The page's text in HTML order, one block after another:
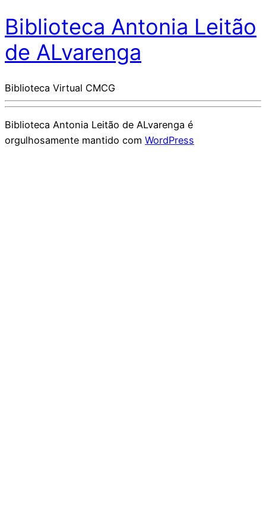
Biblioteca Antonia Leitão
de ALvarenga
Biblioteca Virtual CMCG
Biblioteca Antonia Leitão de ALvarenga é
orgulhosamente mantido com WordPress